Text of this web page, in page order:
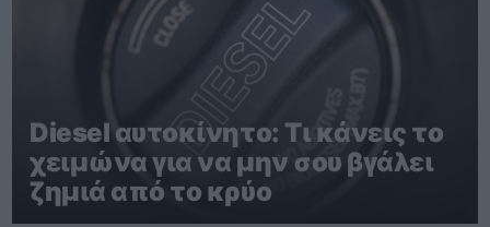
Diesel αυτοκίνητο: Τι κάνεις το
χειμώνα για να μην σου βγάλει
ζημιά από το κρύο